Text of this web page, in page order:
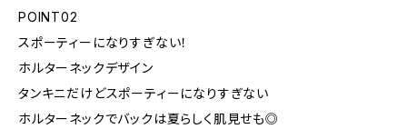
POINT02
スポーティーになりすぎない！
ホルターネックデザイン
タンキニだけどスポーティーになりすぎない
ホルターネックでバックは夏らしく肌見せも◎